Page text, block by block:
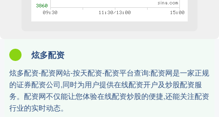
炫多配资
炫多配资-配资网站-按天配资-配资平台查询:配资网是一家正规
的证券配资公司,同时为用户提供在线配资开户及炒股配资服
务。配资网不仅能让您体验在线配资炒股的便捷,还能关注配资
行业的实时动态。